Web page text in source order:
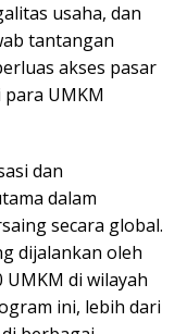
usaha, dan
tantangan
akses pasar
UMKM
dan
dalam
secara global.
dijalankan oleh
UMKM di wilayah
ini, lebih dari